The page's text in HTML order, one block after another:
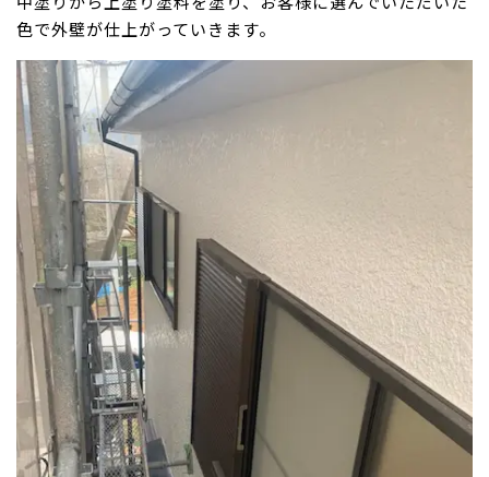
色で外壁が仕上がっていきます。